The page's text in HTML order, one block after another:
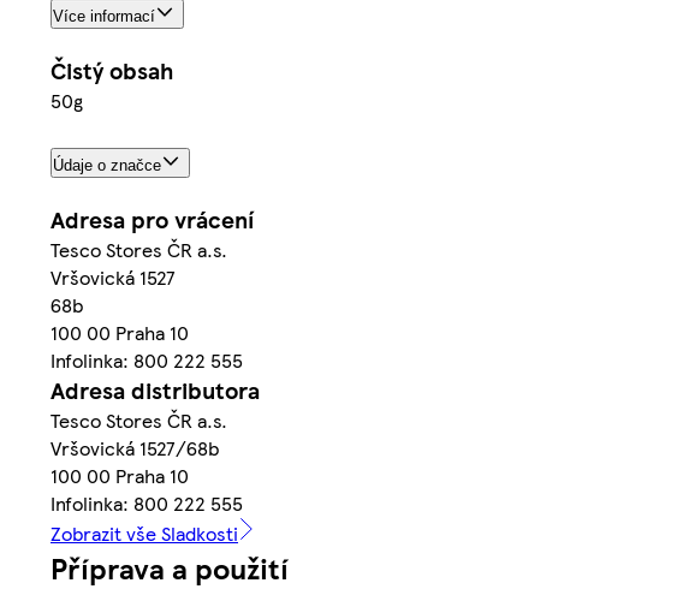
Více informací
Čistý obsah
50g
Údaje o značce
Adresa pro vrácení
Tesco Stores ČR a.s.
Vršovická 1527
68b
100 00 Praha 10
Infolinka: 800 222 555
Adresa distributora
Tesco Stores ČR a.s.
Vršovická 1527/68b
100 00 Praha 10
Infolinka: 800 222 555
Zobrazit vše Sladkosti
Příprava a použití